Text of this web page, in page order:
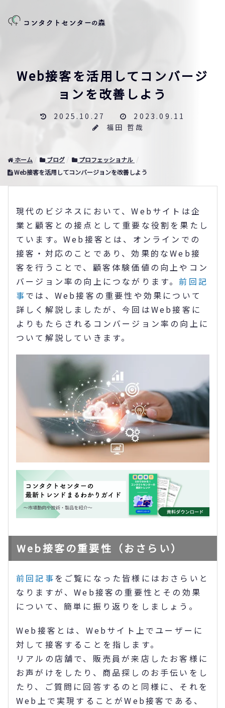
Web接客を活用してコンバージ
ョンを改善しよう
2025.10.27
2023.09.11
福田 哲哉
ホーム ブログ
プロフェッショナル
Web接客を活用してコンバージョンを改善しよう
現代のビジネスにおいて、Webサイトは企
業と顧客との接点として重要な役割を果たし
ています。Web接客とは、オンラインでの
接客・対応のことであり、効果的なWeb接
客を行うことで、顧客体験価値の向上やコン
バージョン率の向上につながります。前回記
事では、Web接客の重要性や効果について
詳しく解説しましたが、今回はWeb接客に
よりもたらされるコンバージョン率の向上に
ついて解説していきます。
Web接客の重要性（おさらい）
前回記事をご覧になった皆様にはおさらいと
なりますが、Web接客の重要性とその効果
について、簡単に振り返りをしましょう。
Web接客とは、Webサイト上でユーザーに
対して接客することを指します。
リアルの店舗で、販売員が来店したお客様に
お声がけをしたり、商品探しのお手伝いをし
たり、ご質問に回答するのと同様に、それを
Web上で実現することがWeb接客である、